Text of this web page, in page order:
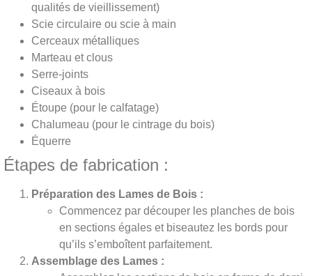
qualités de vieillissement)
Scie circulaire ou scie à main
Cerceaux métalliques
Marteau et clous
Serre-joints
Ciseaux à bois
Étoupe (pour le calfatage)
Chalumeau (pour le cintrage du bois)
Équerre
Étapes de fabrication :
Préparation des Lames de Bois :
Commencez par découper les planches de bois
en sections égales et biseautez les bords pour
qu’ils s’emboîtent parfaitement.
Assemblage des Lames :